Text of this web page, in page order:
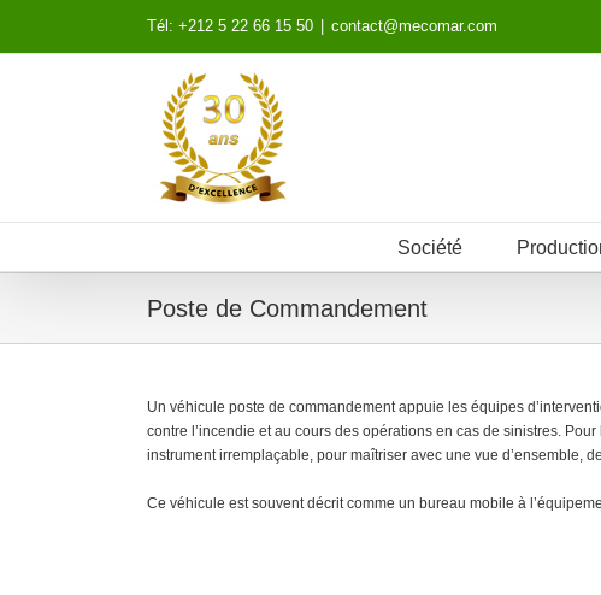
content
Tél: +212 5 22 66 15 50 contact@mecomar.com
Société
Poste de Commandement
Un véhicule poste de commandement appuie les équipes
contre l’incendie et au cours des opérations en cas de sinistres.
instrument irremplaçable, pour maîtriser avec une vue d’ensemble,
Ce véhicule est souvent décrit comme un bureau mobile à